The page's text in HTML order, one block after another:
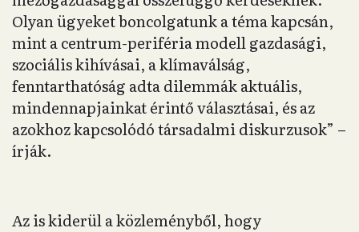
Olyan ügyeket boncolgatunk a téma kapcsán,
mint a centrum-periféria modell gazdasági,
szociális kihívásai, a klímaválság,
fenntarthatóság adta dilemmák aktuális,
mindennapjainkat érintő választásai, és az
azokhoz kapcsolódó társadalmi diskurzusok” –
írják.
Az is kiderül a közleményből, hogy